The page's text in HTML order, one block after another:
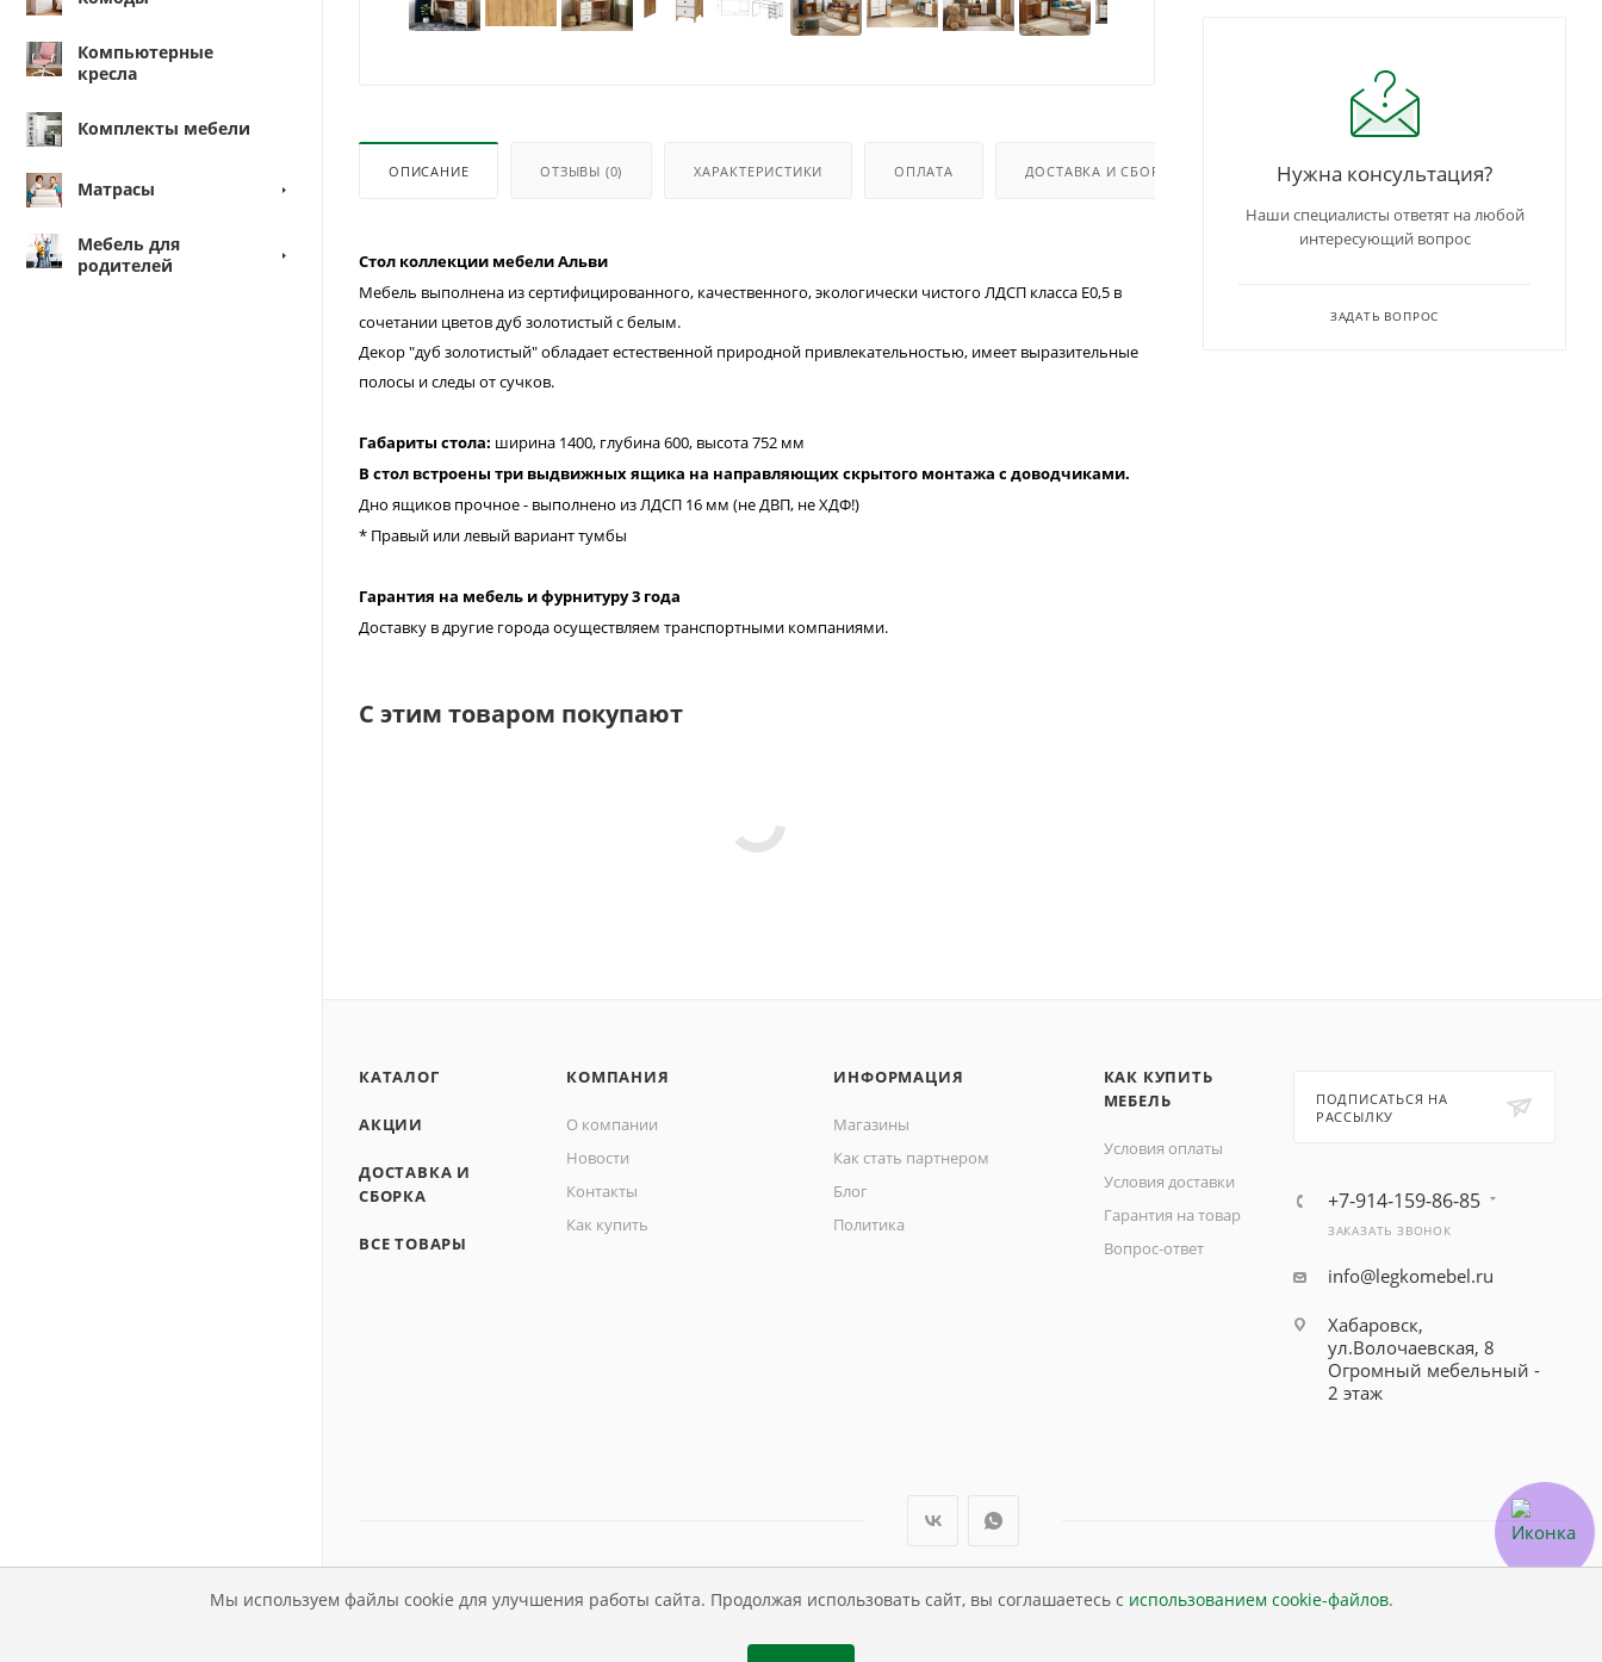
Мы используем файлы cookie для улучшения работы сайта. Продолжая использовать сайт, вы соглашаетесь с использованием cookie-файлов.
Компьютерные
кресла
Комплекты мебели
Матрасы
Мебель для
родителей
ОПИСАНИЕ ОТЗЫВЫ (0) ХАРАКТЕРИСТИКИ ОПЛАТА ДОСТАВКА И СБОРКА
Стол коллекции мебели Альви
Мебель выполнена из сертифицированного, качественного, экологически чистого ЛДСП класса Е0,5 в
сочетании цветов дуб золотистый с белым.
Декор "дуб золотистый" обладает естественной природной привлекательностью, имеет выразительные
полосы и следы от сучков.
Габариты стола: ширина 1400, глубина 600, высота 752 мм
В стол встроены три выдвижных ящика на направляющих скрытого монтажа с доводчиками.
Дно ящиков прочное - выполнено из ЛДСП 16 мм (не ДВП, не ХДФ!)
* Правый или левый вариант тумбы
Гарантия на мебель и фурнитуру 3 года
Доставку в другие города осуществляем транспортными компаниями.
С этим товаром покупают
Нужна консультация?
Наши специалисты ответят на любой
интересующий вопрос
ЗАДАТЬ ВОПРОС
КАТАЛОГ
АКЦИИ
ДОСТАВКА И
СБОРКА
ВСЕ ТОВАРЫ
КОМПАНИЯ
О компании
Новости
Контакты
Как купить
ИНФОРМАЦИЯ
Магазины
Как стать партнером
Блог
Политика
КАК КУПИТЬ
МЕБЕЛЬ
Условия оплаты
Условия доставки
Гарантия на товар
Вопрос-ответ
ПОДПИСАТЬСЯ НА
РАССЫЛКУ
+7-914-159-86-85
ЗАКАЗАТЬ ЗВОНОК
info@legkomebel.ru
Хабаровск,
ул.Волочаевская, 8
Огромный мебельный -
2 этаж
© Магазин детской мебели Династия Kids , 1995 - 2026